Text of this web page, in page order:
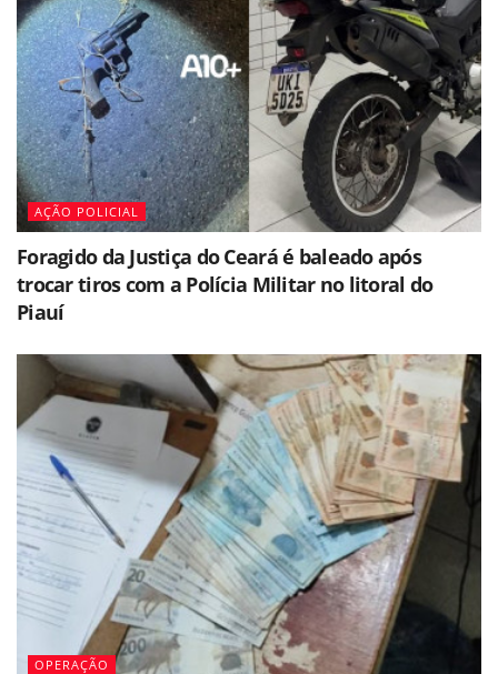
AÇÃO POLICIAL
Foragido da Justiça do Ceará é baleado após
trocar tiros com a Polícia Militar no litoral do
Piauí
OPERAÇÃO